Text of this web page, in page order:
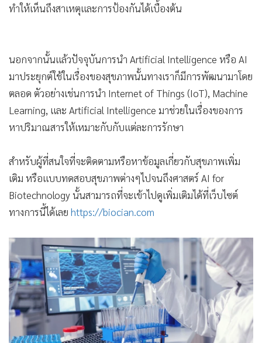
ทำให้เห็นถึงสาเหตุและการป้องกันได้เบื้องต้น
นอกจากนั้นแล้วปัจจุบันการนำ Artificial Intelligence หรือ AI
มาประยุกต์ใช้ในเรื่องของสุขภาพนั้นทางเราก็มีการพัฒนามาโดย
ตลอด ตัวอย่างเช่นการนำ Internet of Things (IoT), Machine
Learning, และ Artificial Intelligence มาช่วยในเรื่องของการ
หาปริมาณสารให้เหมาะกับกับแต่ละการรักษา
สำหรับผู้ที่สนใจที่จะติดตามหรือหาข้อมูลเกี่ยวกับสุขภาพเพิ่ม
เติม หรือแบบทดสอบสุขภาพต่างๆไปจนถึงศาสตร์ AI for
Biotechnology นั้นสามารถที่จะเข้าไปดูเพิ่มเติมได้ที่เว็บไซต์
ทางการนี้ได้เลย https://biocian.com